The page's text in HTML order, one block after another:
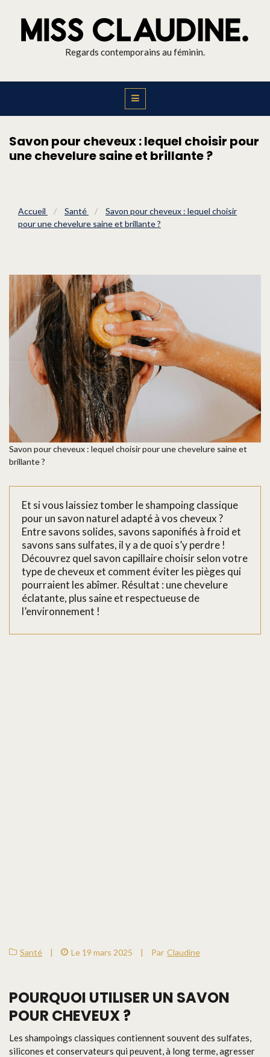
Regards contemporains au féminin.
Savon pour cheveux : lequel choisir pour
une chevelure saine et brillante ?
Accueil / Santé /
Savon pour cheveux : lequel choisir
pour une chevelure saine et brillante ?
Savon pour cheveux : lequel choisir pour une chevelure saine et
brillante ?
Et si vous laissiez tomber le shampoing classique
pour un savon naturel adapté à vos cheveux ?
Entre savons solides, savons saponifiés à froid et
savons sans sulfates, il y a de quoi s’y perdre !
Découvrez quel savon capillaire choisir selon votre
type de cheveux et comment éviter les pièges qui
pourraient les abîmer. Résultat : une chevelure
éclatante, plus saine et respectueuse de
l’environnement !
Santé | Le 19 mars 2025 | Par Claudine
POURQUOI UTILISER UN SAVON
POUR CHEVEUX ?
Les shampoings classiques contiennent souvent des sulfates,
silicones et conservateurs qui peuvent, à long terme, agresser